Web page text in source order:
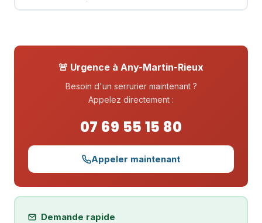
🚨 Urgence à Any-Martin-Rieux
Besoin d'un serrurier maintenant ?
Appelez directement :
07 69 55 15 80
Appeler maintenant
Demande rapide